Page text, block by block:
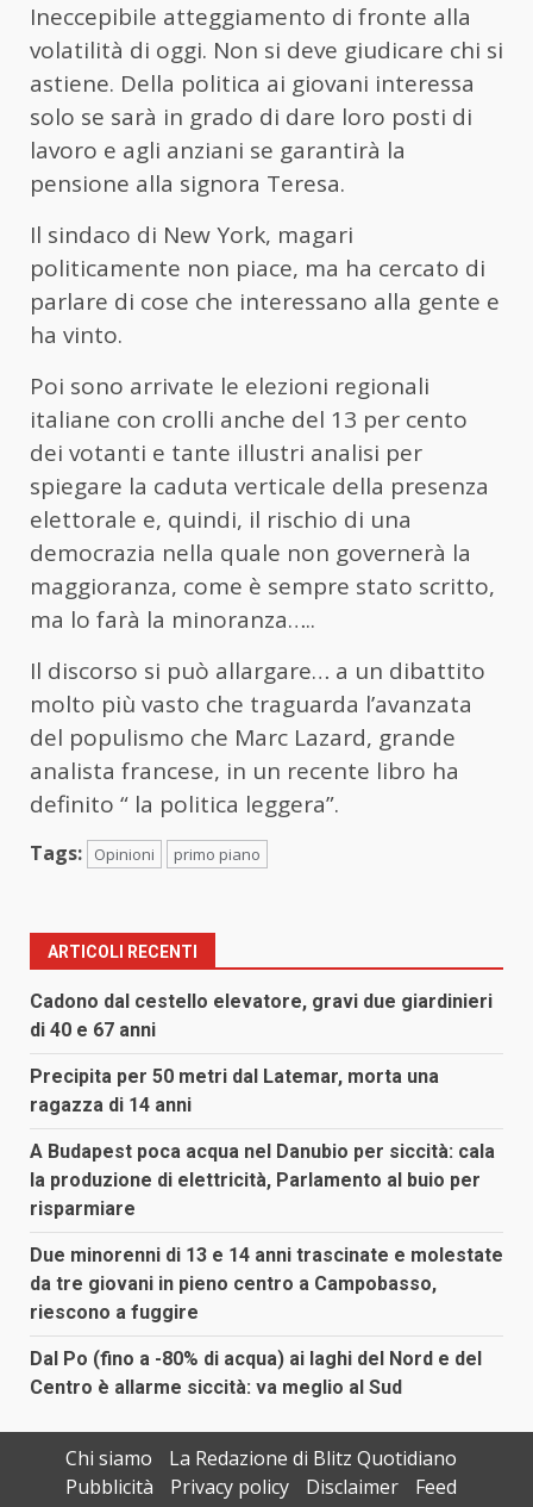
Ineccepibile atteggiamento di fronte alla
volatilità di oggi. Non si deve giudicare chi si
astiene. Della politica ai giovani interessa
solo se sarà in grado di dare loro posti di
lavoro e agli anziani se garantirà la
pensione alla signora Teresa.
Il sindaco di New York, magari
politicamente non piace, ma ha cercato di
parlare di cose che interessano alla gente e
ha vinto.
Poi sono arrivate le elezioni regionali
italiane con crolli anche del 13 per cento
dei votanti e tante illustri analisi per
spiegare la caduta verticale della presenza
elettorale e, quindi, il rischio di una
democrazia nella quale non governerà la
maggioranza, come è sempre stato scritto,
ma lo farà la minoranza…..
Il discorso si può allargare… a un dibattito
molto più vasto che traguarda l’avanzata
del populismo che Marc Lazard, grande
analista francese, in un recente libro ha
definito “ la politica leggera”.
Tags: Opinioni primo piano
ARTICOLI RECENTI
Cadono dal cestello elevatore, gravi due giardinieri
di 40 e 67 anni
Precipita per 50 metri dal Latemar, morta una
ragazza di 14 anni
A Budapest poca acqua nel Danubio per siccità: cala
la produzione di elettricità, Parlamento al buio per
risparmiare
Due minorenni di 13 e 14 anni trascinate e molestate
da tre giovani in pieno centro a Campobasso,
riescono a fuggire
Dal Po (fino a -80% di acqua) ai laghi del Nord e del
Centro è allarme siccità: va meglio al Sud
Chi siamo
La Redazione di Blitz Quotidiano
Pubblicità
Privacy policy Disclaimer Feed